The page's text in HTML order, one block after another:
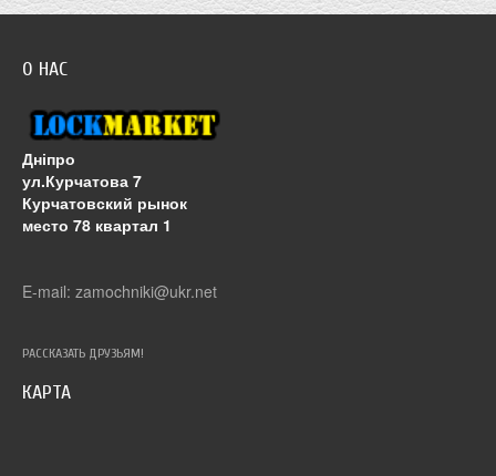
О НАС
Дніпро
ул.Курчатова 7
Курчатовский рынок
место 78 квартал 1
E-mail: zamochniki@ukr.net
РАССКАЗАТЬ ДРУЗЬЯМ!
КАРТА